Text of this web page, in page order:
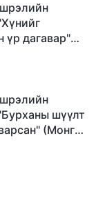
үр дагавар"
шүүлт
(Mонгол